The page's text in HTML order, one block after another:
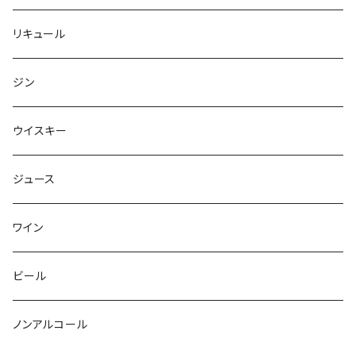
リキュール
ジン
ウイスキー
ジュース
ワイン
ビール
ノンアルコール